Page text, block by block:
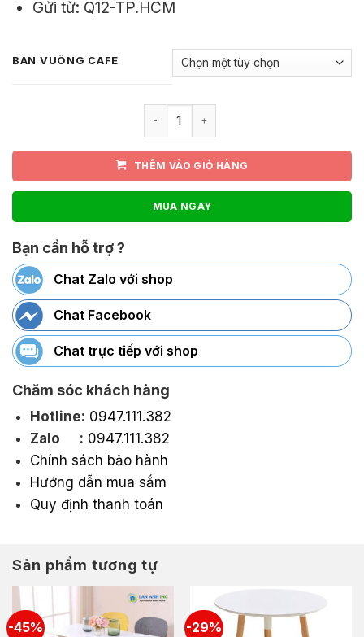
Gửi từ: Q12-TP.HCM
BÀN VUÔNG CAFE
Bàn Cafe Gỗ Vuông Xếp Gọn Chân
THÊM VÀO GIỎ HÀNG
MUA NGAY
Bạn cần hỗ trợ ?
Chat Zalo với shop
Chat Facebook
Chat trực tiếp với shop
Chăm sóc khách hàng
Hotline: 0947.111.382
Zalo : 0947.111.382
Chính sách bảo hành
Hướng dẫn mua sắm
Quy định thanh toán
Sản phẩm tương tự
-45% -29%